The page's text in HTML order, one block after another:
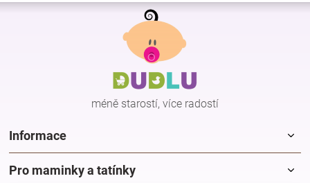
p
r
v
k
y
v
ý
p
Z
méně starostí, více radostí
Informace
Pro maminky a tatínky